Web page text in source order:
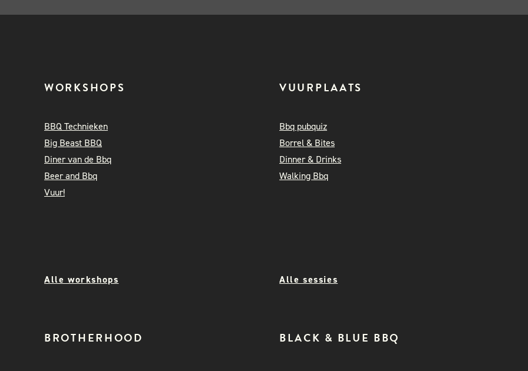
WORKSHOPS
BBQ Technieken
Big Beast BBQ
Diner van de Bbq
Beer and Bbq
Vuur!
VUURPLAATS
Bbq pubquiz
Borrel & Bites
Dinner & Drinks
Walking Bbq
Alle workshops Alle sessies
BROTHERHOOD BLACK & BLUE BBQ